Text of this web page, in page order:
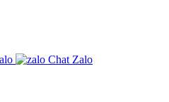
Chat Zalo